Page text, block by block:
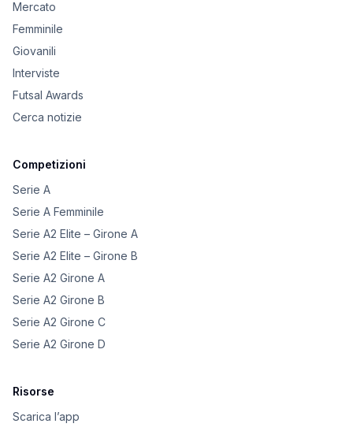
Mercato
Femminile
Giovanili
Interviste
Futsal Awards
Cerca notizie
Competizioni
Serie A
Serie A Femminile
Serie A2 Elite – Girone A
Serie A2 Elite – Girone B
Serie A2 Girone A
Serie A2 Girone B
Serie A2 Girone C
Serie A2 Girone D
Risorse
Scarica l’app